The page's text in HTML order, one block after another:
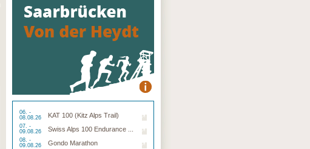
06. -
08.08.26
KAT 100 (Kitz Alps Trail)
07. -
09.08.26
Swiss Alps 100 Endurance ...
08. -
09.08.26
Gondo Marathon